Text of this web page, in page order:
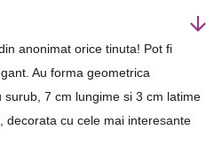
anonimat orice tinuta! Pot fi
Au forma geometrica
7 cm lungime si 3 cm latime
decorata cu cele mai interesante